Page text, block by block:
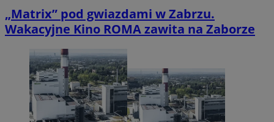
„Matrix” pod gwiazdami w Zabrzu.
Wakacyjne Kino ROMA zawita na Zaborze